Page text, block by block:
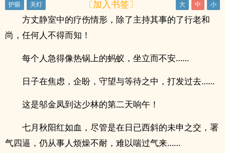
〔加入书签〕
方丈静室中的疗伤情形，除了主持其事的了行老和
尚，任何人不得而知！
每个人急得像热锅上的蚂蚁，坐立而不安……
日子在焦虑，企盼，守望与等待之中，打发过去……
这是邬金凤到达少林的第二天响午！
七月秋阳红如血，尽管是在日已西斜的未申之交，署
气四逼，仍从事人烦燥不耐，难以喘过气来……